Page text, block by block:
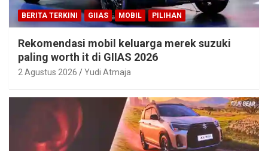
BERITA TERKINI GIIAS MOBIL PILIHAN
Rekomendasi mobil keluarga merek suzuki
paling worth it di GIIAS 2026
2 Agustus 2026 Yudi Atmaja